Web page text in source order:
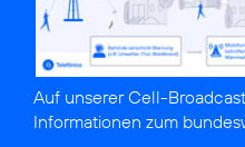
Auf unsererCell-
Informationen zum